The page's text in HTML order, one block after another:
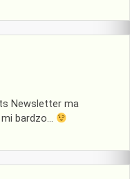
Newsletter ma
bardzo…